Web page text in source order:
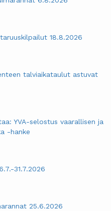
18.8.2026
talviaikataulut astuvat
YVA-selostus vaarallisen ja
-hanke
31.7.2026
25.6.2026